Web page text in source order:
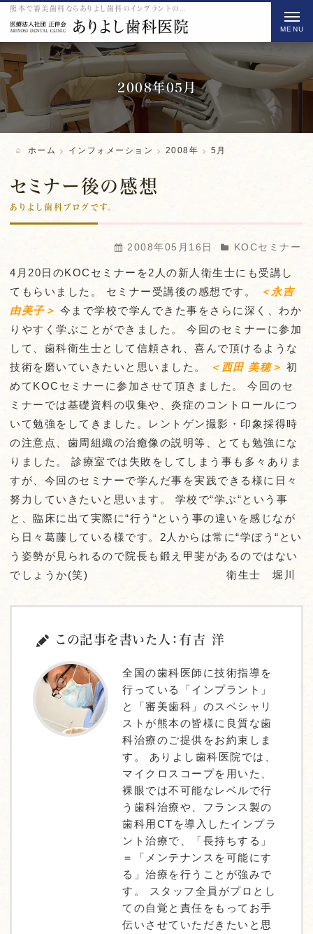
2008年05月
ホーム インフォメーション 2008年 5月
セミナー後の感想
ありよし歯科ブログです。
2008年05月16日 KOCセミナー
4月20日のKOCセミナー を2人の新人衛生士にも受講し
てもらいました。 セミナー受講後の感想です。
＜永吉
由美子＞ 今まで学校で学んできた事をさらに深く、わか
りやすく学ぶことができました。 今回のセミナーに参加
して、歯科衛生士として信頼され、喜んで頂けるような
技術を磨いていきたいと思いました。
＜西田 美穂＞ 初
めてKOCセミナーに参加させて頂きました。 今回のセ
ミナーでは基礎資料の収集や、炎症のコントロールにつ
いて勉強をしてきました。レントゲン撮影・印象採得時
の注意点、歯周組織の治癒像の説明等、とても勉強にな
りました。 診療室では失敗をしてしまう事も多々ありま
すが、今回のセミナーで学んだ事を実践できる様に日々
努力していきたいと思います。 学校で“学ぶ“という事
と、臨床に出て実際に“行う“という事の違いを感じなが
ら日々葛藤している様です。2人からは常に“学ぼう“とい
う姿勢が見られるので院長も鍛え甲斐があるのではない
でしょうか(笑) 衛生士 堀川
この記事を書いた人：有吉 洋
全国の歯科医師に技術指導を
行っている「インプラント」
と「審美歯科」のスペシャリ
ストが熊本の皆様に良質な歯
科治療のご提供をお約束しま
す。 ありよし歯科医院では、
マイクロスコープを用いた、
裸眼では不可能なレベルで行
う歯科治療や、フランス製の
歯科用CTを導入したインプラ
ント治療で、「長持ちする」
＝「メンテナンスを可能にす
る」治療を行うことが強みで
す。 スタッフ全員がプロとし
ての自覚と責任をもってお手
伝いさせていただきたいと思
t
o
g
l
n